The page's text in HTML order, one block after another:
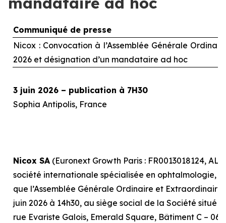
Communiqué de presse
Nicox : Convocation à l’Assemblée Générale
2026 et désignation d’un mandataire ad hoc
3 juin 2026 – publication à 7H30
Sophia Antipolis, France
Nicox SA (Euronext Growth Paris : FR0013018124,
société internationale spécialisée en ophtalmologie,
que l’Assemblée Générale Ordinaire et
juin 2026 à 14h30, au siège social de la Société situé
rue Evariste Galois, Emerald Square, Bâtiment C –